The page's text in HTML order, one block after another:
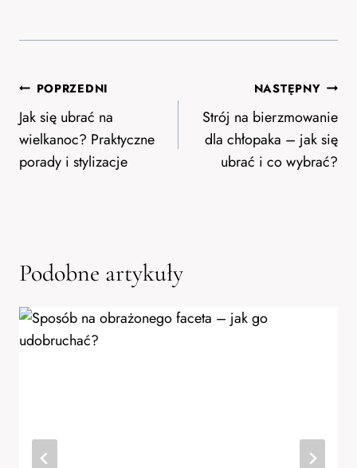
Nawigacja
wpisu
POPRZEDNI
Jak się ubrać na
wielkanoc? Praktyczne
porady i stylizacje
NASTĘPNY
Strój na bierzmowanie
dla chłopaka – jak się
ubrać i co wybrać?
Podobne artykuły